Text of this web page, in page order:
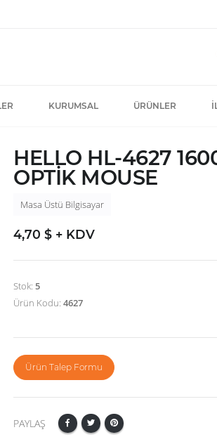
KURUMSAL ÜRÜNLER
HELLO HL-4627
OPTİK MOUSE
Masa Üstü Bilgisayar
4,70 $ + KDV
Stok: 5
Ürün Kodu: 4627
Ürün Talep Formu
PAYLAŞ